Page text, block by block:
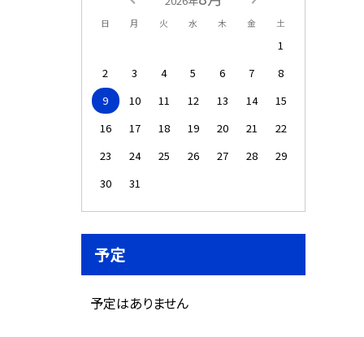
日 月 火 水 木 金 土
1
2
3 4 5 6 7
8
9
10 11 12 13 14
15
16
17 18 19 20 21
22
23
24 25 26 27 28
29
30
31
予定
予定はありません